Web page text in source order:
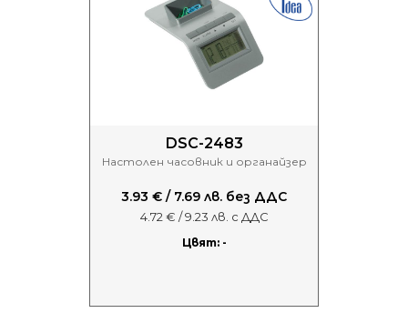
DSC-2483
Настолен часовник и органайзер
3.93 € / 7.69 лв. без ДДС
4.72 € / 9.23 лв. с ДДС
Цвят: -